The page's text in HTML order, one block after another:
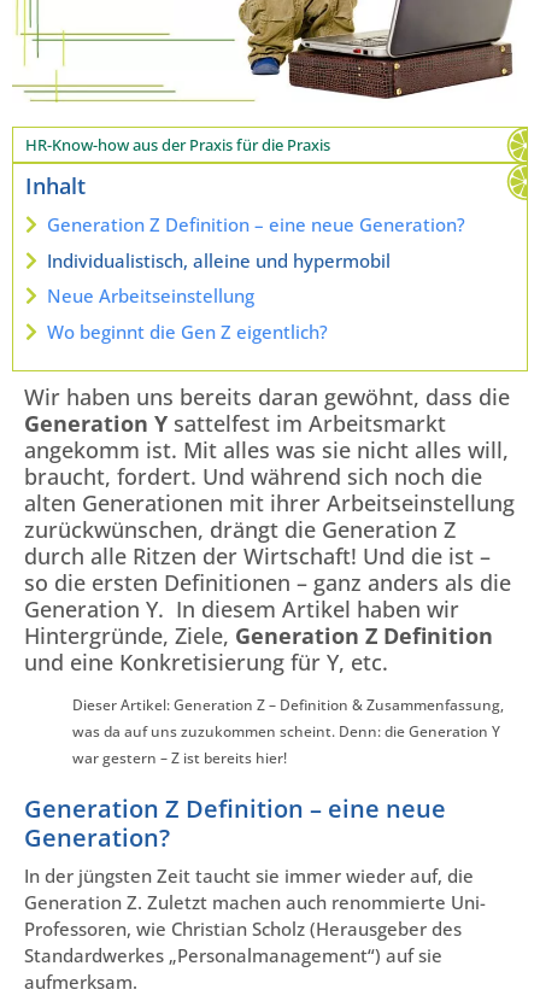
HR-Know-how aus der Praxis für die Praxis
Inhalt
Generation Z Definition – eine neue Generation?
Individualistisch, alleine und hypermobil
Neue Arbeitseinstellung
Wo beginnt die Gen Z eigentlich?
Wir haben uns bereits daran gewöhnt, dass die
Generation Y sattelfest im Arbeitsmarkt
angekomm ist. Mit alles was sie nicht alles will,
braucht, fordert. Und während sich noch die
alten Generationen mit ihrer Arbeitseinstellung
zurückwünschen, drängt die Generation Z
durch alle Ritzen der Wirtschaft! Und die ist –
so die ersten Definitionen – ganz anders als die
Generation Y. In diesem Artikel haben wir
Hintergründe, Ziele, Generation Z Definition
und eine Konkretisierung für Y, etc.
Dieser Artikel: Generation Z – Definition & Zusammenfassung,
was da auf uns zuzukommen scheint. Denn: die Generation Y
war gestern – Z ist bereits hier!
Generation Z Definition – eine neue
Generation?
In der jüngsten Zeit taucht sie immer wieder auf, die
Generation Z. Zuletzt machen auch renommierte Uni-
Professoren, wie Christian Scholz (Herausgeber des
Standardwerkes „Personalmanagement“) auf sie
aufmerksam.